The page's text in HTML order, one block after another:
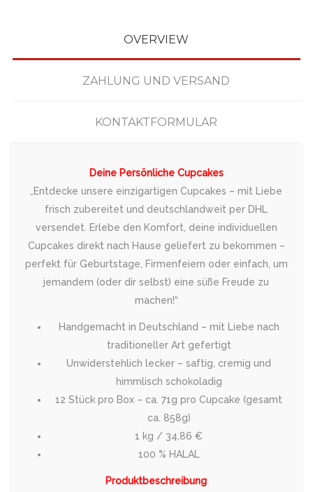
OVERVIEW
ZAHLUNG UND VERSAND
KONTAKTFORMULAR
Deine Persönliche Cupcakes
„Entdecke unsere einzigartigen Cupcakes – mit Liebe
frisch zubereitet und deutschlandweit per DHL
versendet. Erlebe den Komfort, deine individuellen
Cupcakes direkt nach Hause geliefert zu bekommen –
perfekt für Geburtstage, Firmenfeiern oder einfach, um
jemandem (oder dir selbst) eine süße Freude zu
machen!“
Handgemacht in Deutschland – mit Liebe nach
traditioneller Art gefertigt
Unwiderstehlich lecker – saftig, cremig und
himmlisch schokoladig
12 Stück pro Box – ca. 71g pro Cupcake (gesamt
ca. 858g)
1 kg / 34,86 €
100 % HALAL
Produktbeschreibung